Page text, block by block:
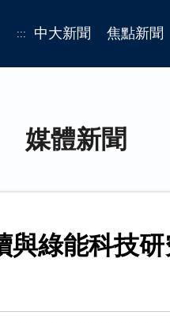
::: 中大新聞 焦點新聞
媒體新聞
與綠能科技